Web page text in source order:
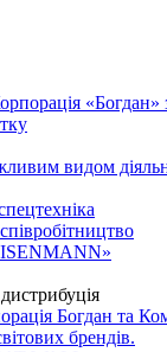
«Богдан»
видом
Богдан та
брендів.